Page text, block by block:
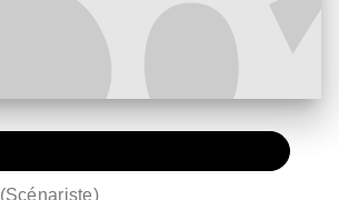
(Scénariste)